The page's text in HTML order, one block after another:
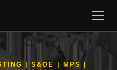
| S&OE | MPS |